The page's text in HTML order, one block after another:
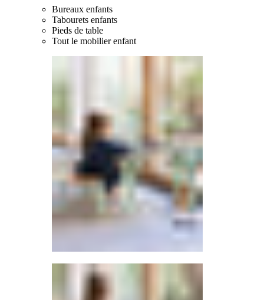
Bureaux enfants
Tabourets enfants
Pieds de table
Tout le mobilier enfant